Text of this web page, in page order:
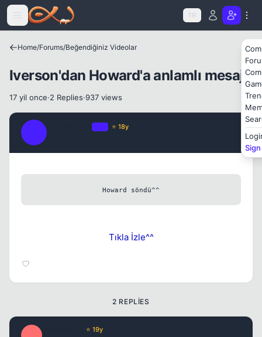
Icerige atla
TR
Home/Forums/Beğendiğiniz Videolar
Iverson'dan Howard'a anlamlı mesaj!
17 yil once·2 Replies·937 views
⭐ 18y
Howard söndü^^
Tıkla İzle^^
2 REPLIES
⭐ 19y
Kapat